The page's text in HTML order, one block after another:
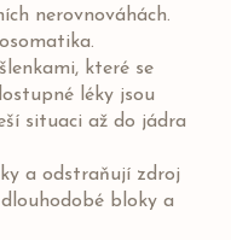
nerovnováhách.
které se
léky jsou
situaci až do jádra
a odstraňují zdroj
bloky a